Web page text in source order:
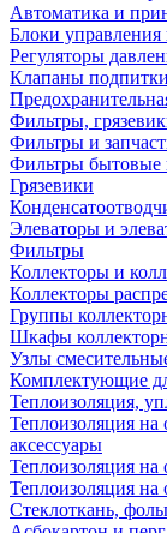
Автоматика и
Блоки
Регуляторы
Клапаны подпитки
Фильтры,
Фильтры и
Фильтры
Грязевики
Элеваторы и
Фильтры
Коллекторы и
Коллекторы
Группы
Шкафы
Узлы
Комплектующие
Теплоизоляция,
Теплоизоляция на
аксессуары
Теплоизоляция на
Теплоизоляция на
Стеклоткань,